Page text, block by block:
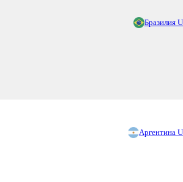
Бразилия
Аргентина